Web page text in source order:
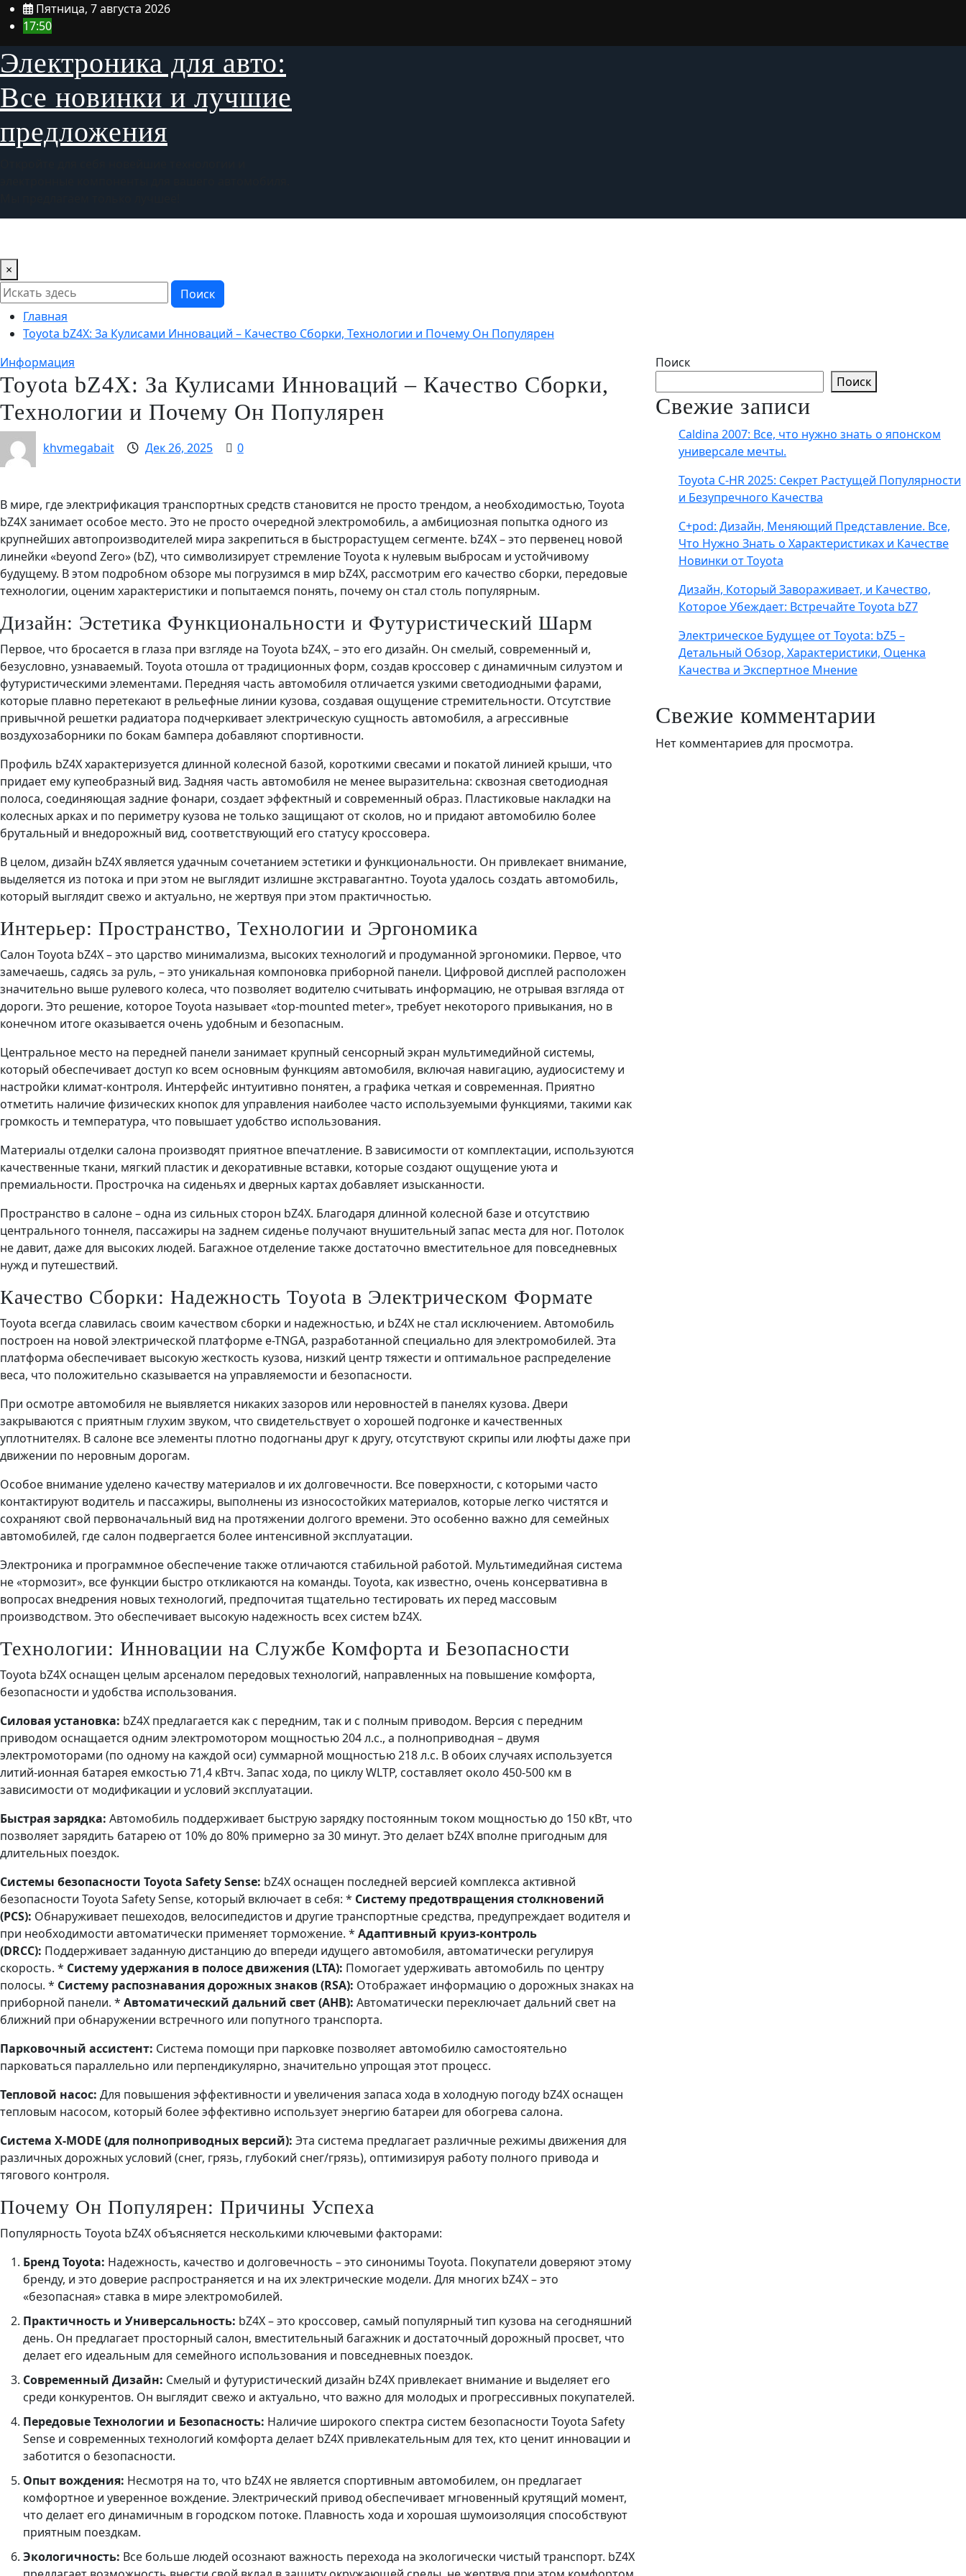
Перейти
содержимому
Пятница, 7 августа 2026
17:50
Электроника для авто:
Все новинки и лучшие
предложения
×
Поиск
Главная
Toyota bZ4X: За Кулисами Инноваций – Качество Сборки, Технологии и Почему Он Популярен
Информация
Toyota bZ4X: За Кулисами Инноваций – Качество Сборки,
Технологии и Почему Он Популярен
khvmegabait Дек 26, 2025 0
В мире, где электрификация транспортных средств становится не просто трендом, а необходимостью, Toyota
bZ4X занимает особое место. Это не просто очередной электромобиль, а амбициозная попытка одного из
крупнейших автопроизводителей мира закрепиться в быстрорастущем сегменте. bZ4X – это первенец новой
линейки «beyond Zero» (bZ), что символизирует стремление Toyota к нулевым выбросам и устойчивому
будущему. В этом подробном обзоре мы погрузимся в мир bZ4X, рассмотрим его качество сборки, передовые
технологии, оценим характеристики и попытаемся понять, почему он стал столь популярным.
Дизайн: Эстетика Функциональности и Футуристический Шарм
Первое, что бросается в глаза при взгляде на Toyota bZ4X, – это его дизайн. Он смелый, современный и,
безусловно, узнаваемый. Toyota отошла от традиционных форм, создав кроссовер с динамичным силуэтом и
футуристическими элементами. Передняя часть автомобиля отличается узкими светодиодными фарами,
которые плавно перетекают в рельефные линии кузова, создавая ощущение стремительности. Отсутствие
привычной решетки радиатора подчеркивает электрическую сущность автомобиля, а агрессивные
воздухозаборники по бокам бампера добавляют спортивности.
Профиль bZ4X характеризуется длинной колесной базой, короткими свесами и покатой линией крыши, что
придает ему купеобразный вид. Задняя часть автомобиля не менее выразительна: сквозная светодиодная
полоса, соединяющая задние фонари, создает эффектный и современный образ. Пластиковые накладки на
колесных арках и по периметру кузова не только защищают от сколов, но и придают автомобилю более
брутальный и внедорожный вид, соответствующий его статусу кроссовера.
В целом, дизайн bZ4X является удачным сочетанием эстетики и функциональности. Он привлекает внимание,
выделяется из потока и при этом не выглядит излишне экстравагантно. Toyota удалось создать автомобиль,
который выглядит свежо и актуально, не жертвуя при этом практичностью.
Интерьер: Пространство, Технологии и Эргономика
Салон Toyota bZ4X – это царство минимализма, высоких технологий и продуманной эргономики. Первое, что
замечаешь, садясь за руль, – это уникальная компоновка приборной панели. Цифровой дисплей расположен
значительно выше рулевого колеса, что позволяет водителю считывать информацию, не отрывая взгляда от
дороги. Это решение, которое Toyota называет «top-mounted meter», требует некоторого привыкания, но в
конечном итоге оказывается очень удобным и безопасным.
Центральное место на передней панели занимает крупный сенсорный экран мультимедийной системы,
который обеспечивает доступ ко всем основным функциям автомобиля, включая навигацию, аудиосистему и
настройки климат-контроля. Интерфейс интуитивно понятен, а графика четкая и современная. Приятно
отметить наличие физических кнопок для управления наиболее часто используемыми функциями, такими как
громкость и температура, что повышает удобство использования.
Материалы отделки салона производят приятное впечатление. В зависимости от комплектации, используются
качественные ткани, мягкий пластик и декоративные вставки, которые создают ощущение уюта и
премиальности. Прострочка на сиденьях и дверных картах добавляет изысканности.
Пространство в салоне – одна из сильных сторон bZ4X. Благодаря длинной колесной базе и отсутствию
центрального тоннеля, пассажиры на заднем сиденье получают внушительный запас места для ног. Потолок
не давит, даже для высоких людей. Багажное отделение также достаточно вместительное для повседневных
нужд и путешествий.
Качество Сборки: Надежность Toyota в Электрическом Формате
Toyota всегда славилась своим качеством сборки и надежностью, и bZ4X не стал исключением. Автомобиль
построен на новой электрической платформе e-TNGA, разработанной специально для электромобилей. Эта
платформа обеспечивает высокую жесткость кузова, низкий центр тяжести и оптимальное распределение
веса, что положительно сказывается на управляемости и безопасности.
При осмотре автомобиля не выявляется никаких зазоров или неровностей в панелях кузова. Двери
закрываются с приятным глухим звуком, что свидетельствует о хорошей подгонке и качественных
уплотнителях. В салоне все элементы плотно подогнаны друг к другу, отсутствуют скрипы или люфты даже при
движении по неровным дорогам.
Особое внимание уделено качеству материалов и их долговечности. Все поверхности, с которыми часто
контактируют водитель и пассажиры, выполнены из износостойких материалов, которые легко чистятся и
сохраняют свой первоначальный вид на протяжении долгого времени. Это особенно важно для семейных
автомобилей, где салон подвергается более интенсивной эксплуатации.
Электроника и программное обеспечение также отличаются стабильной работой. Мультимедийная система
не «тормозит», все функции быстро откликаются на команды. Toyota, как известно, очень консервативна в
вопросах внедрения новых технологий, предпочитая тщательно тестировать их перед массовым
производством. Это обеспечивает высокую надежность всех систем bZ4X.
Технологии: Инновации на Службе Комфорта и Безопасности
Toyota bZ4X оснащен целым арсеналом передовых технологий, направленных на повышение комфорта,
безопасности и удобства использования.
Силовая установка: bZ4X предлагается как с передним, так и с полным приводом. Версия с передним
приводом оснащается одним электромотором мощностью 204 л.с., а полноприводная – двумя
электромоторами (по одному на каждой оси) суммарной мощностью 218 л.с. В обоих случаях используется
литий-ионная батарея емкостью 71,4 кВтч. Запас хода, по циклу WLTP, составляет около 450-500 км в
зависимости от модификации и условий эксплуатации.
Быстрая зарядка: Автомобиль поддерживает быструю зарядку постоянным током мощностью до 150 кВт, что
позволяет зарядить батарею от 10% до 80% примерно за 30 минут. Это делает bZ4X вполне пригодным для
длительных поездок.
Системы безопасности Toyota Safety Sense: bZ4X оснащен последней версией комплекса активной
безопасности Toyota Safety Sense, который включает в себя: * Систему предотвращения столкновений
(PCS): Обнаруживает пешеходов, велосипедистов и другие транспортные средства, предупреждает водителя и
при необходимости автоматически применяет торможение. * Адаптивный круиз-контроль
(DRCC): Поддерживает заданную дистанцию до впереди идущего автомобиля, автоматически регулируя
скорость. * Систему удержания в полосе движения (LTA): Помогает удерживать автомобиль по центру
полосы. * Систему распознавания дорожных знаков (RSA): Отображает информацию о дорожных знаках на
приборной панели. * Автоматический дальний свет (AHB): Автоматически переключает дальний свет на
ближний при обнаружении встречного или попутного транспорта.
Парковочный ассистент: Система помощи при парковке позволяет автомобилю самостоятельно
парковаться параллельно или перпендикулярно, значительно упрощая этот процесс.
Тепловой насос: Для повышения эффективности и увеличения запаса хода в холодную погоду bZ4X оснащен
тепловым насосом, который более эффективно использует энергию батареи для обогрева салона.
Система X-MODE (для полноприводных версий): Эта система предлагает различные режимы движения для
различных дорожных условий (снег, грязь, глубокий снег/грязь), оптимизируя работу полного привода и
тягового контроля.
Почему Он Популярен: Причины Успеха
Популярность Toyota bZ4X объясняется несколькими ключевыми факторами:
Бренд Toyota: Надежность, качество и долговечность – это синонимы Toyota. Покупатели доверяют этому
бренду, и это доверие распространяется и на их электрические модели. Для многих bZ4X – это
«безопасная» ставка в мире электромобилей.
Практичность и Универсальность: bZ4X – это кроссовер, самый популярный тип кузова на сегодняшний
день. Он предлагает просторный салон, вместительный багажник и достаточный дорожный просвет, что
делает его идеальным для семейного использования и повседневных поездок.
Современный Дизайн: Смелый и футуристический дизайн bZ4X привлекает внимание и выделяет его
среди конкурентов. Он выглядит свежо и актуально, что важно для молодых и прогрессивных покупателей.
Передовые Технологии и Безопасность: Наличие широкого спектра систем безопасности Toyota Safety
Sense и современных технологий комфорта делает bZ4X привлекательным для тех, кто ценит инновации и
заботится о безопасности.
Опыт вождения: Несмотря на то, что bZ4X не является спортивным автомобилем, он предлагает
комфортное и уверенное вождение. Электрический привод обеспечивает мгновенный крутящий момент,
что делает его динамичным в городском потоке. Плавность хода и хорошая шумоизоляция способствуют
приятным поездкам.
Экологичность: Все больше людей осознают важность перехода на экологически чистый транспорт. bZ4X
Поиск
Поиск
Свежие записи
Caldina 2007: Все, что нужно знать о японском
универсале мечты.
Toyota C-HR 2025: Секрет Растущей Популярности
и Безупречного Качества
C+pod: Дизайн, Меняющий Представление. Все,
Что Нужно Знать о Характеристиках и Качестве
Новинки от Toyota
Дизайн, Который Завораживает, и Качество,
Которое Убеждает: Встречайте Toyota bZ7
Электрическое Будущее от Toyota: bZ5 –
Детальный Обзор, Характеристики, Оценка
Качества и Экспертное Мнение
Свежие комментарии
Нет комментариев для просмотра.